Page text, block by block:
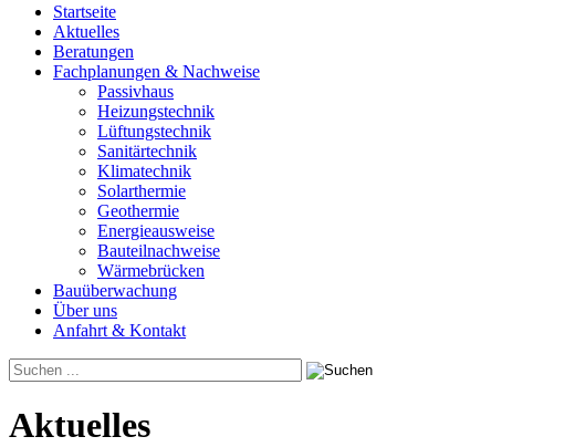
Startseite
Aktuelles
Beratungen
Fachplanungen & Nachweise
Passivhaus
Heizungstechnik
Lüftungstechnik
Sanitärtechnik
Klimatechnik
Solarthermie
Geothermie
Energieausweise
Bauteilnachweise
Wärmebrücken
Bauüberwachung
Über uns
Anfahrt & Kontakt
Aktuelles